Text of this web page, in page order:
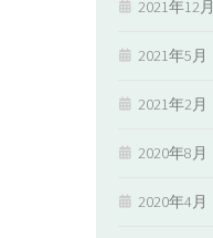
2021年12月
2021年5月
2021年2月
2020年8月
2020年4月